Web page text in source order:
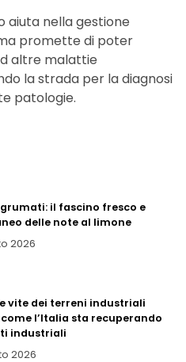
aiuta nella gestione
promette di poter
altre malattie
la strada per la diagnosi
patologie.
il fascino fresco e
delle note al limone
2026
vite dei terreni industriali
l’Italia sta recuperando
industriali
2026